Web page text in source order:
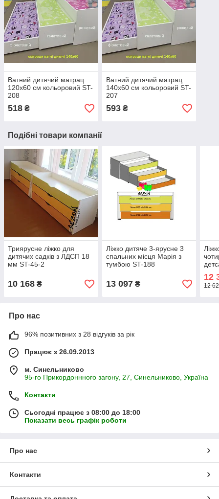
Ватний дитячий матрац
120х60 см кольоровий ST-
208
518 ₴
Ватний дитячий матрац
140х60 см кольоровий ST-
207
593₴
Подібні товари компанії
Триярусне ліжко для
дитячих садків з ЛДСП 18
мм ST-45-2
10 168 ₴
Ліжко дитяче 3-ярусне 3
спальних місця Марія з
тумбою ST-188
13 097₴
12
12
Про нас
96% позитивних з 28 відгуків за рік
Працює з 26.09.2013
м. Синельниково
95-го Прикордоннного загону, 27, Синельниково, Україна
Контакти
Сьогодні працює з 08:00 до 18:00
Показати весь графік роботи
Про нас
Контакти